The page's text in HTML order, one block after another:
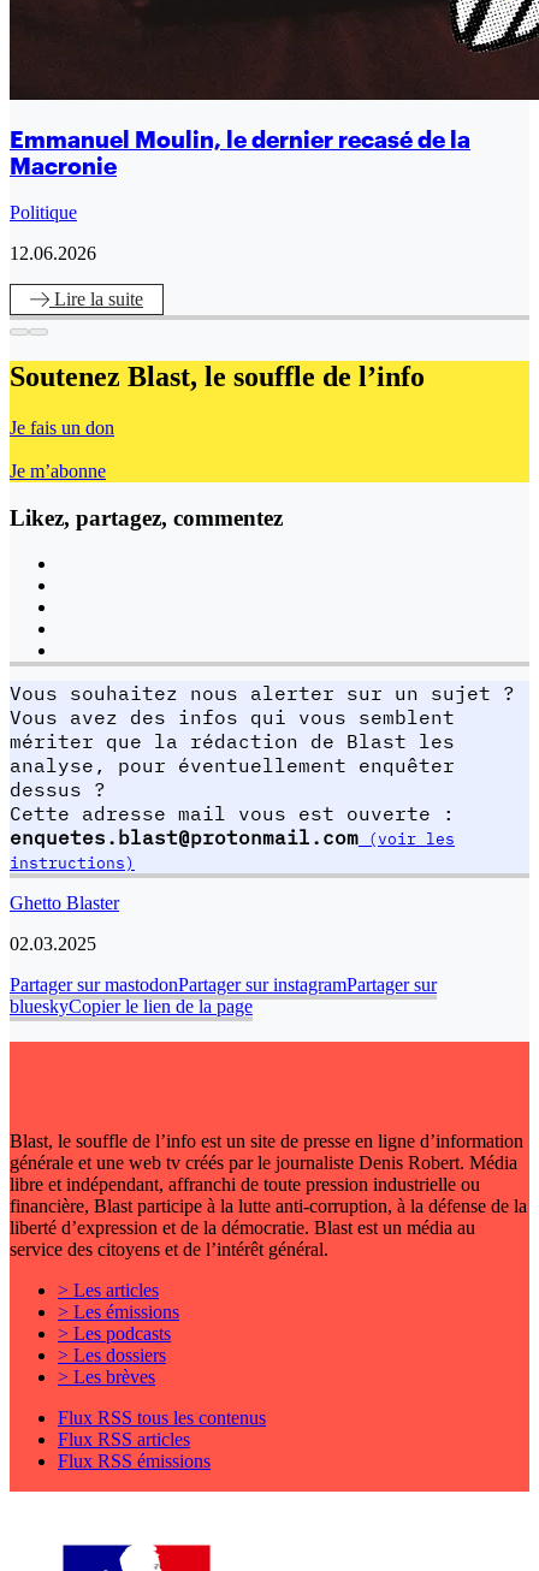
Emmanuel Moulin, le dernier recasé de la
Macronie
Politique
12.06.2026
Lire la suite
Soutenez Blast, le souffle de l’info
Je fais un don
Je m’abonne
Likez, partagez, commentez
Vous souhaitez nous alerter sur un sujet ?
Vous avez des infos qui vous semblent
mériter que la rédaction de Blast les
analyse, pour éventuellement enquêter
dessus ?
Cette adresse mail vous est ouverte :
enquetes.blast@protonmail.com (voir les
instructions)
Ghetto Blaster
02.03.2025
Partager sur mastodonPartager sur instagramPartager sur
blueskyCopier le lien de la page
Blast, le souffle de l’info est un site de presse en ligne d’information
générale et une web tv créés par le journaliste Denis Robert. Média
libre et indépendant, affranchi de toute pression industrielle ou
financière, Blast participe à la lutte anti-corruption, à la défense de la
liberté d’expression et de la démocratie. Blast est un média au
service des citoyens et de l’intérêt général.
> Les articles
> Les émissions
> Les podcasts
> Les dossiers
> Les brèves
Flux RSS tous les contenus
Flux RSS articles
Flux RSS émissions